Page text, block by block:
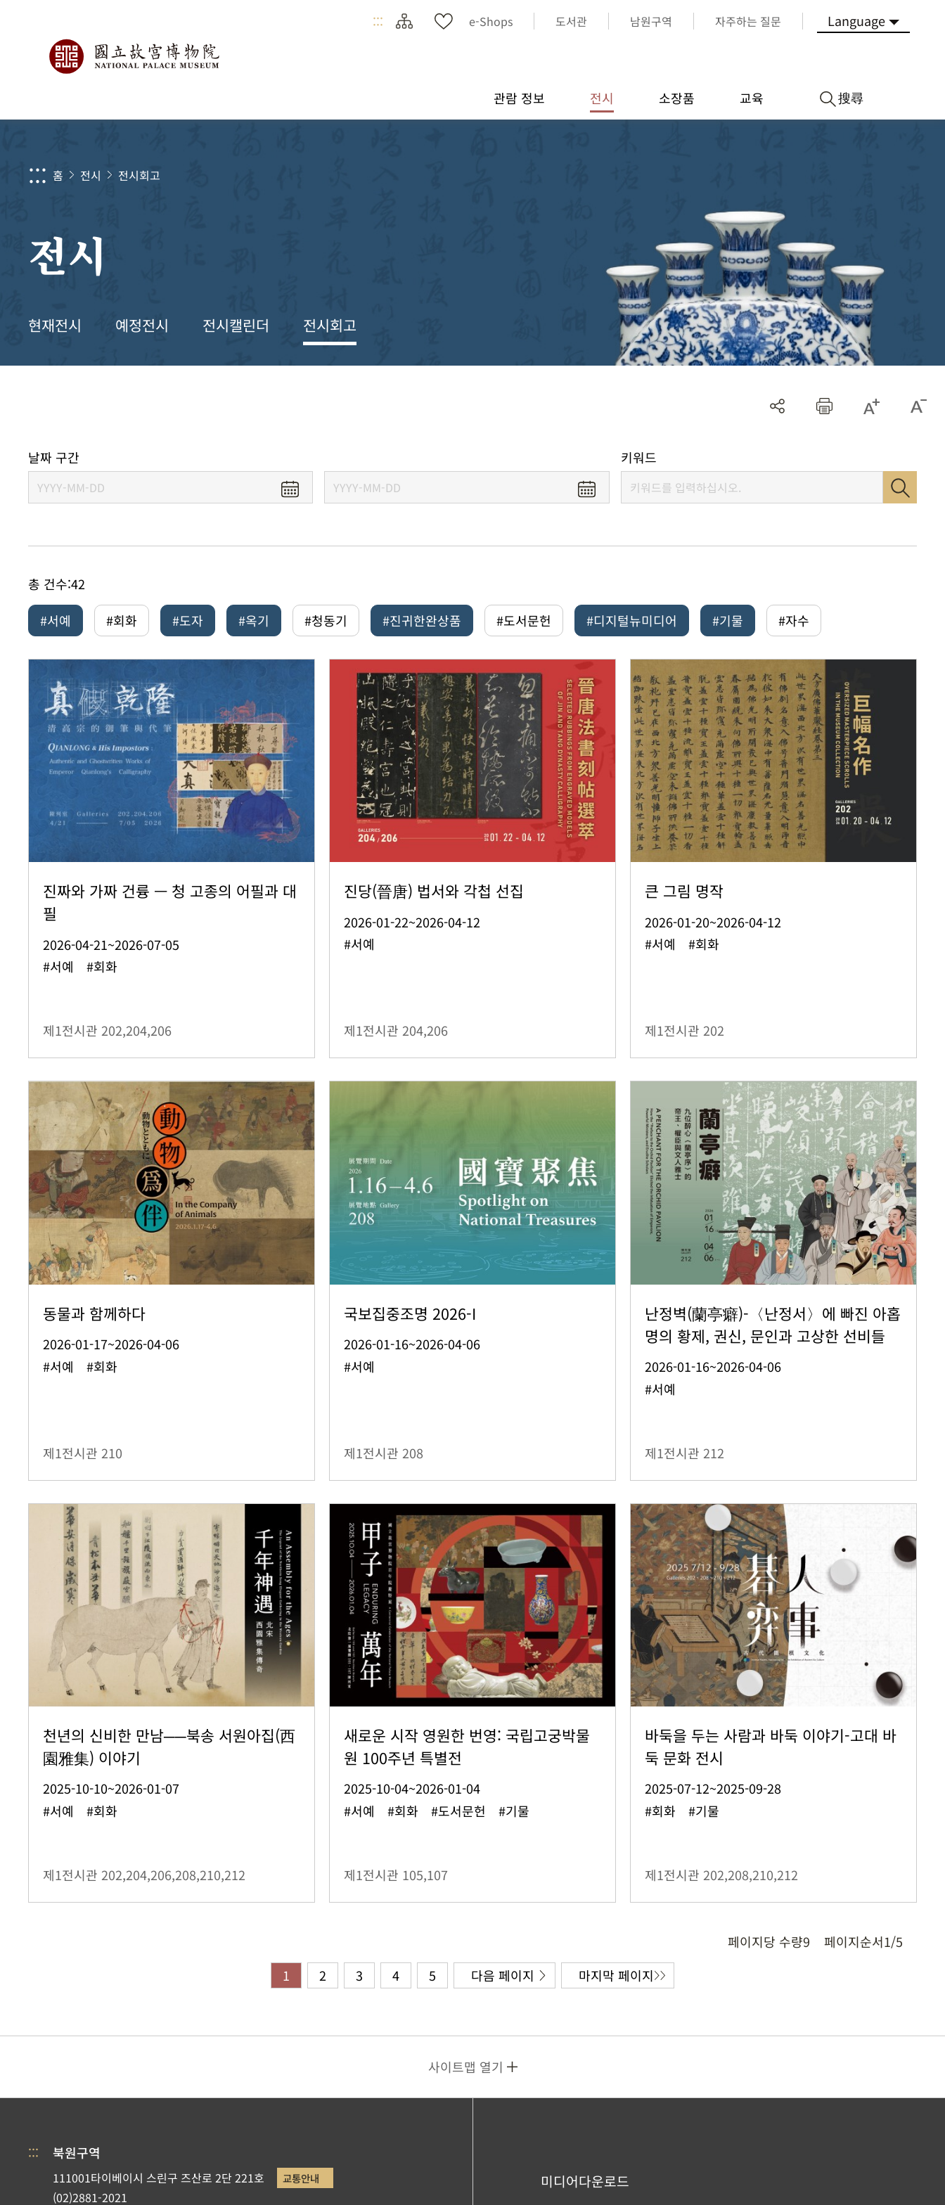
::: e-Shops 도서관 남원구역 자주하는 질문 Language
관람 정보 전시 소장품 교육 搜尋
::: 홈 전시 전시회고
전시
현재전시 예정전시 전시캘린더 전시회고
날짜 구간 키워드
총 건수:42
#서예
#회화 #도자 #옥기 #청동기 #진귀한완상품 #도서문헌 #디지털뉴미디어 #기물 #자수
진짜와 가짜 건륭 — 청 고종의 어필과 대
필
2026-04-21~2026-07-05
#서예 #회화
제1전시관 202,204,206
진당(晉唐) 법서와 각첩 선집
2026-01-22~2026-04-12
#서예
제1전시관 204,206
큰 그림 명작
2026-01-20~2026-04-12
#서예 #회화
제1전시관 202
동물과 함께하다
2026-01-17~2026-04-06
#서예 #회화
제1전시관 210
국보집중조명 2026-I
2026-01-16~2026-04-06
#서예
제1전시관 208
난정벽(蘭亭癖)-〈난정서〉에 빠진 아홉
명의 황제, 권신, 문인과 고상한 선비들
2026-01-16~2026-04-06
#서예
제1전시관 212
천년의 신비한 만남──북송 서원아집(西
園雅集) 이야기
2025-10-10~2026-01-07
#서예 #회화
제1전시관 202,204,206,208,210,212
새로운 시작 영원한 번영: 국립고궁박물
원 100주년 특별전
2025-10-04~2026-01-04
#서예 #회화 #도서문헌 #기물
제1전시관 105,107
바둑을 두는 사람과 바둑 이야기-고대 바
둑 문화 전시
2025-07-12~2025-09-28
#회화 #기물
제1전시관 202,208,210,212
페이지당 수량9 페이지순서1/5
1
2 3 4 5 다음 페이지 마지막 페이지
사이트맵 열기
::: 북원구역
111001타이베이시 스린구 즈산로 2단 221호 교통안내
(02)2881-2021
미디어다운로드